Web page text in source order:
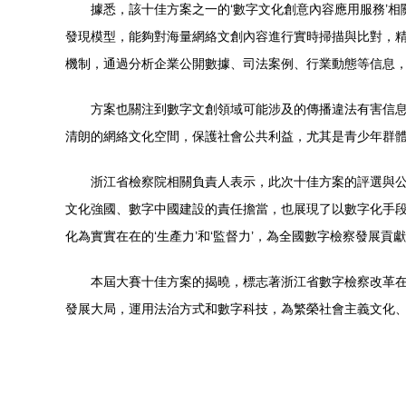
據悉，該十佳方案之一的‘數字文化創意內容應用服務’
發現模型，能夠對海量網絡文創內容進行實時掃描與比對，
機制，通過分析企業公開數據、司法案例、行業動態等信息
方案也關注到數字文創領域可能涉及的傳播違法有害信
清朗的網絡文化空間，保護社會公共利益，尤其是青少年群
浙江省檢察院相關負責人表示，此次十佳方案的評選與
文化強國、數字中國建設的責任擔當，也展現了以數字化手
化為實實在在的‘生產力’和‘監督力’，為全國數字檢察發展貢獻
本屆大賽十佳方案的揭曉，標志著浙江省數字檢察改革
發展大局，運用法治方式和數字科技，為繁榮社會主義文化